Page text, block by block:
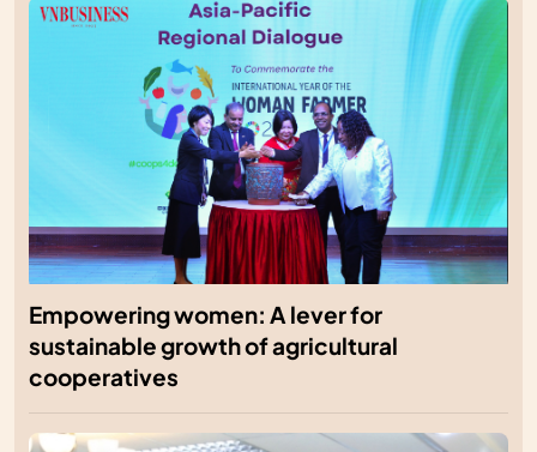
Empowering women: A lever for
sustainable growth of agricultural
cooperatives